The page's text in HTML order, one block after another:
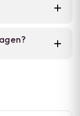
twee
valt niet